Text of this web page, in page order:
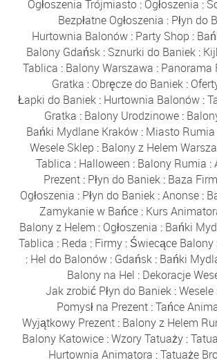
Ogłoszenia Trójmiasto : Ogłoszenia :
Bezpłatne Ogłoszenia : Płyn do
Hurtownia Balonów : Party Shop :
Balony Gdańsk : Sznurki do Baniek :
Tablica : Balony Warszawa : Panorama
Gratka : Obręcze do Baniek:
Łapki do Baniek: Hurtownia Balonów:
Gratka : Balony Urodzinowe:
Bańki Mydlane Kraków : Miasto Rumia
Wesele Sklep : Balony z Helem
Tablica : Halloween : Balony Rumia :
Prezent : Płyn do Baniek : Baza Firm
Ogłoszenia : Płyn do Baniek :Anonse :
Zamykanie w Bańce : Kurs
Balony z Helem : Ogłoszenia : Bańki
Tablica : Reda : Firmy: Świecące Balony
: Hel do Balonów: Gdańsk: Bańki
Balony na Hel : Dekoracje
Jak zrobić Płyn do Baniek:Wesele
Pomysł na Prezent :Tańce
Wyjątkowy Prezent: Balony z Helem
Balony Katowice:Wzory Tatuaży:
Hurtownia Animatora :Tatuaże